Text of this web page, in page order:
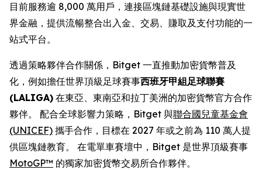
目前服務逾 8,000 萬用戶，連接區塊鏈基礎設施與現實世
界金融，提供流暢整合出入金、交易、賺取及支付功能的一
站式平台。
透過策略夥伴合作關係，Bitget 一直推動加密貨幣普及
化，例如擔任世界頂級足球賽事西班牙甲組足球聯賽
(LALIGA) 在東亞、東南亞和拉丁美洲的加密貨幣官方合作
夥伴。 配合全球影響力策略，Bitget 與聯合國兒童基金會
(UNICEF) 攜手合作，目標在 2027 年或之前為 110 萬人提
供區塊鏈教育。 在電單車賽壇中，Bitget 是世界頂級賽事
MotoGP™ 的獨家加密貨幣交易所合作夥伴。